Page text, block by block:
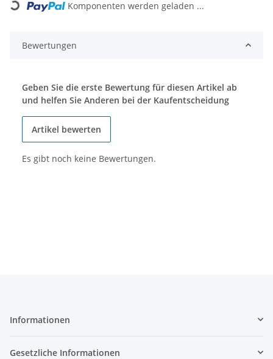
Komponenten werden geladen ...
Bewertungen
Geben Sie die erste Bewertung für diesen Artikel ab
und helfen Sie Anderen bei der Kaufentscheidung
Artikel bewerten
Es gibt noch keine Bewertungen.
Informationen
Gesetzliche Informationen